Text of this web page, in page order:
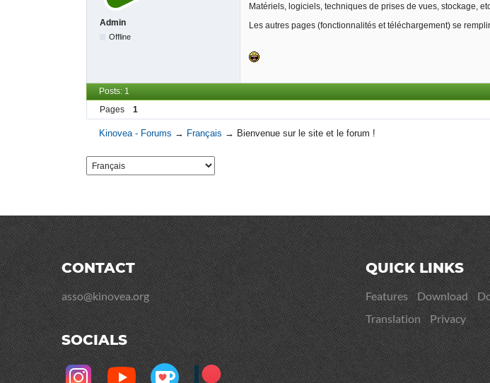
Admin
Offline
Matériels, logiciels, techniques de prises de vues, stockage,
Les autres pages (fonctionnalités et téléchargement) se
Posts: 1
Pages
1
Kinovea - Forums → Français → Bienvenue sur le site et le forum !
CONTACT
asso@kinovea.org
QUICK LINKS
Features Download
Translation
Privacy
SOCIALS